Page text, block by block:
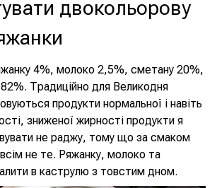
двокольорову
4%, молоко 2,5%, сметану 20%,
Традиційно для Великодня
продукти нормальної і навіть
зниженої жирності продукти я
не раджу, тому що за смаком
не те. Ряжанку, молоко та
в каструлю з товстим дном.